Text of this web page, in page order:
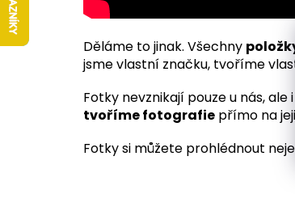
Děláme to jinak. Všechny
jsme vlastní značku, tvoříme
Fotky nevznikají pouze u nás, ale i
tvoříme fotografie přímo na
Fotky si můžete prohlédnout